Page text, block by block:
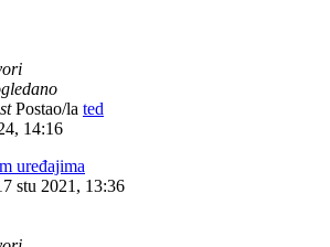
Postao/la ted
14:16
uređajima
stu 2021, 13:36